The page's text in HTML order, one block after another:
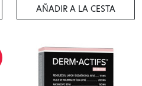
AÑADIR A LA CESTA